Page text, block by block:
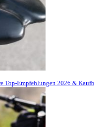
Top-Empfehlungen 2026 &